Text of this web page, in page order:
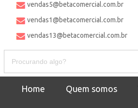
vendas5@betacomercial.com.br
vendas1@betacomercial.com.br
vendas13@betacomercial.com.br
Home Quem somos